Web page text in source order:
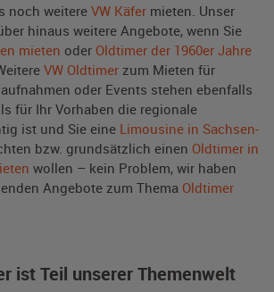
noch weitere VW Käfer mieten. Unser
hinaus weitere Angebote, wenn Sie
mieten oder Oldtimer der 1960er Jahre
VW Oldtimer zum Mieten für
oder Events stehen ebenfalls
für Ihr Vorhaben die regionale
ist und Sie eine Limousine in Sachsen-
bzw. grundsätzlich einen Oldtimer in
wollen – kein Problem, wir haben
Angebote zum Thema Oldtimer
ist Teil unserer Themenwelt